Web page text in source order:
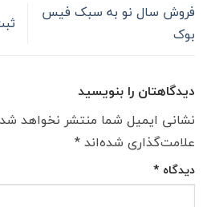
فروش سال نو به سبک فیس
بوک
دیدگاهتان را بنویسید
نشانی ایمیل شما منتشر نخواهد
علامت‌گذاری شده‌اند*
دیدگاه *